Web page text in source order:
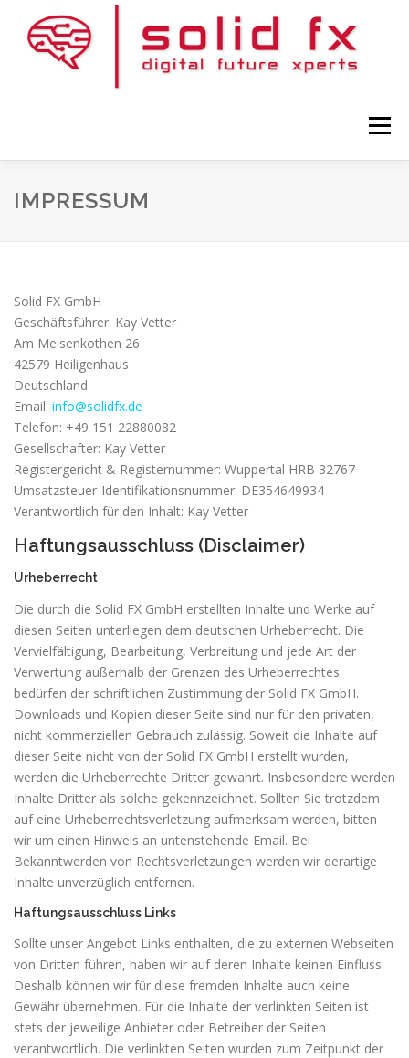
Inhalt
springen
Menü
HOME KONTAKT
IMPRESSUM
Solid FX GmbH
Geschäftsführer: Kay Vetter
Am Meisenkothen 26
42579 Heiligenhaus
Deutschland
Email: info@solidfx.de
Telefon: +49 151 22880082
Gesellschafter: Kay Vetter
Registergericht & Registernummer: Wuppertal HRB 32767
Umsatzsteuer-Identifikationsnummer: DE354649934
Verantwortlich für den Inhalt: Kay Vetter
Haftungsausschluss (Disclaimer)
Urheberrecht
Die durch die Solid FX GmbH erstellten Inhalte und Werke auf
diesen Seiten unterliegen dem deutschen Urheberrecht. Die
Vervielfältigung, Bearbeitung, Verbreitung und jede Art der
Verwertung außerhalb der Grenzen des Urheberrechtes
bedürfen der schriftlichen Zustimmung der Solid FX GmbH.
Downloads und Kopien dieser Seite sind nur für den privaten,
nicht kommerziellen Gebrauch zulässig. Soweit die Inhalte auf
dieser Seite nicht von der Solid FX GmbH erstellt wurden,
werden die Urheberrechte Dritter gewahrt. Insbesondere werden
Inhalte Dritter als solche gekennzeichnet. Sollten Sie trotzdem
auf eine Urheberrechtsverletzung aufmerksam werden, bitten
wir um einen Hinweis an untenstehende Email. Bei
Bekanntwerden von Rechtsverletzungen werden wir derartige
Inhalte unverzüglich entfernen.
Haftungsausschluss Links
Sollte unser Angebot Links enthalten, die zu externen Webseiten
von Dritten führen, haben wir auf deren Inhalte keinen Einfluss.
Deshalb können wir für diese fremden Inhalte auch keine
Gewähr übernehmen. Für die Inhalte der verlinkten Seiten ist
stets der jeweilige Anbieter oder Betreiber der Seiten
verantwortlich. Die verlinkten Seiten wurden zum Zeitpunkt der